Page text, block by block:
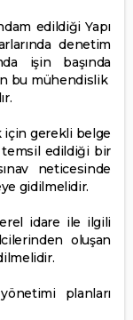
edildiği Yapı
denetim
işin başında
bu mühendislik
için gerekli belge
temsil edildiği bir
neticesinde
gidilmelidir.
idare ile ilgili
oluşan
planları